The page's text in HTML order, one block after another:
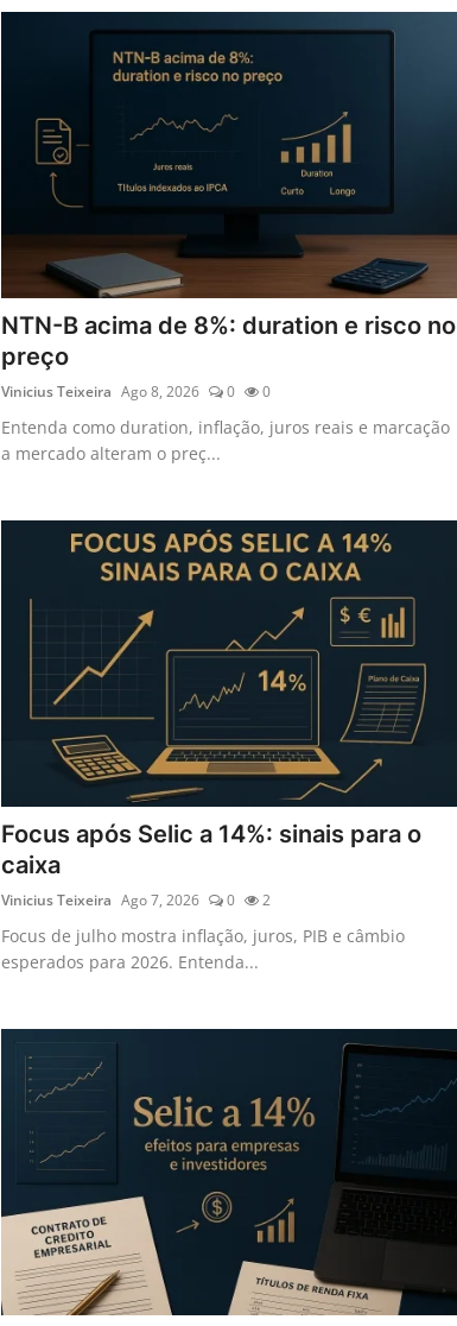
NTN-B acima de 8%: duration e risco no
preço
Vinicius Teixeira Ago 8, 2026 0 0
Entenda como duration, inflação, juros reais e marcação
a mercado alteram o preç...
Focus após Selic a 14%: sinais para o
caixa
Vinicius Teixeira Ago 7, 2026 0 2
Focus de julho mostra inflação, juros, PIB e câmbio
esperados para 2026. Entenda...